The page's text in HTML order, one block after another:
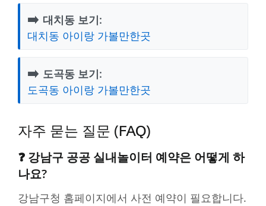
➡️ 대치동 보기:
대치동 아이랑 가볼만한곳
➡️ 도곡동 보기:
도곡동 아이랑 가볼만한곳
자주 묻는 질문 (FAQ)
❓ 강남구 공공 실내놀이터 예약은 어떻게 하
나요?
강남구청 홈페이지에서 사전 예약이 필요합니다.